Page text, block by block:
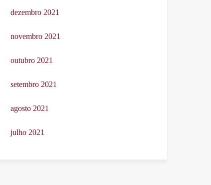
dezembro 2021
novembro 2021
outubro 2021
setembro 2021
agosto 2021
julho 2021